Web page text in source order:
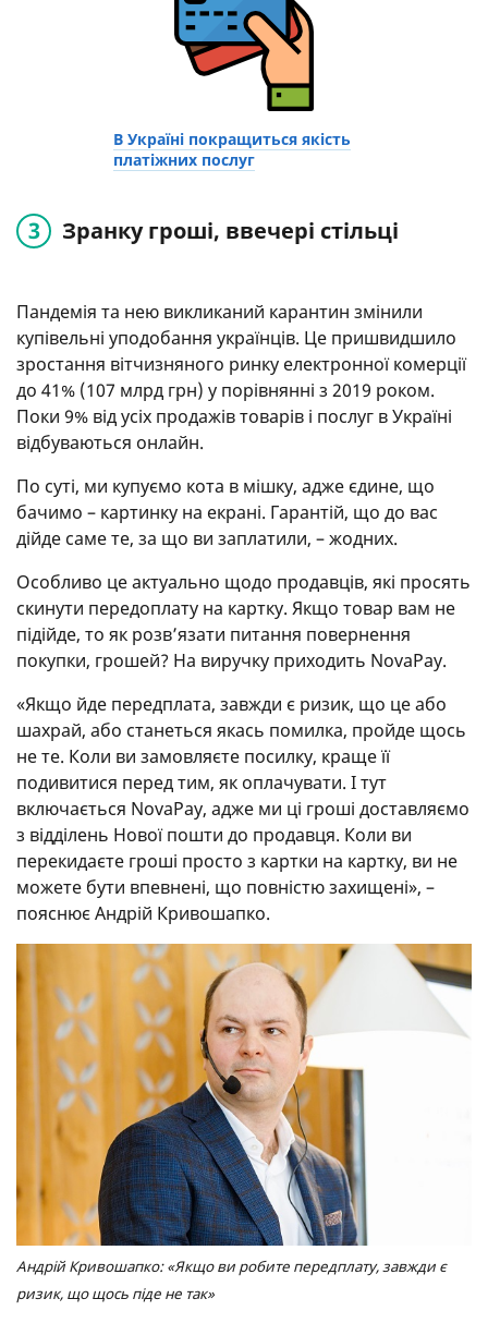
В Україні покращиться якість
платіжних послуг
Зранку гроші, ввечері стільці
Пандемія та нею викликаний карантин змінили
купівельні уподобання українців. Це пришвидшило
зростання вітчизняного ринку електронної комерції
до 41% (107 млрд грн) у порівнянні з 2019 роком.
Поки 9% від усіх продажів товарів і послуг в Україні
відбуваються онлайн.
По суті, ми купуємо кота в мішку, адже єдине, що
бачимо – картинку на екрані. Гарантій, що до вас
дійде саме те, за що ви заплатили, – жодних.
Особливо це актуально щодо продавців, які просять
скинути передоплату на картку. Якщо товар вам не
підійде, то як розв’язати питання повернення
покупки, грошей? На виручку приходить NovaPay.
«Якщо йде передплата, завжди є ризик, що це або
шахрай, або станеться якась помилка, пройде щось
не те. Коли ви замовляєте посилку, краще її
подивитися перед тим, як оплачувати. І тут
включається NovaPay, адже ми ці гроші доставляємо
з відділень Нової пошти до продавця. Коли ви
перекидаєте гроші просто з картки на картку, ви не
можете бути впевнені, що повністю захищені», –
пояснює Андрій Кривошапко.
Андрій Кривошапко: «Якщо ви робите передплату, завжди є
ризик, що щось піде не так»